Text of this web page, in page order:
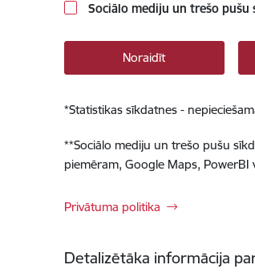
Sociālo mediju un trešo pušu
Noraidīt
*Statistikas sīkdatnes -
**Sociālo mediju un trešo pušu
piemēram, Google Maps, PowerBI
Privātuma politika
Detalizētāka informācija